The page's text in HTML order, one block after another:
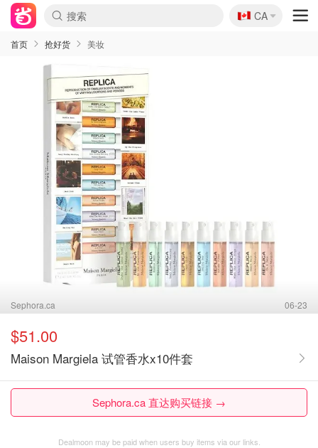
🇨🇦
CA
首页 抢好货 美妆
Sephora.ca 06-23
$51.00
Maison Margiela 试管香水x10件套
Sephora.ca 直达购买链接 →
Dealmoon may be paid when users buy items via our links.